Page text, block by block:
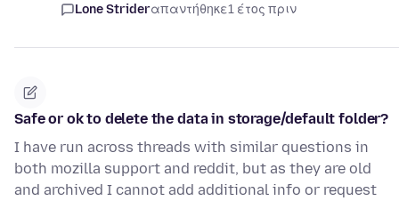
Lone Striderαπαντήθηκε1 έτος πριν
Safe or ok to delete the data in storage/default folder?
I have run across threads with similar questions in
both mozilla support and reddit, but as they are old
and archived I cannot add additional info or request